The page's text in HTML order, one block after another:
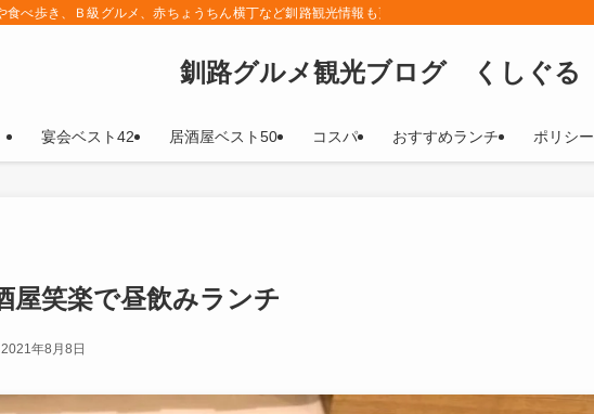
べ歩き、Ｂ級グルメ、赤ちょうちん横丁など釧路観光情報も更新していきます！
釧路グルメ観光ブログ くしぐる
宴会ベスト42 居酒屋ベスト50 コスパ おすすめランチ ポリシー
屋笑楽で昼飲みランチ
2021年8月8日